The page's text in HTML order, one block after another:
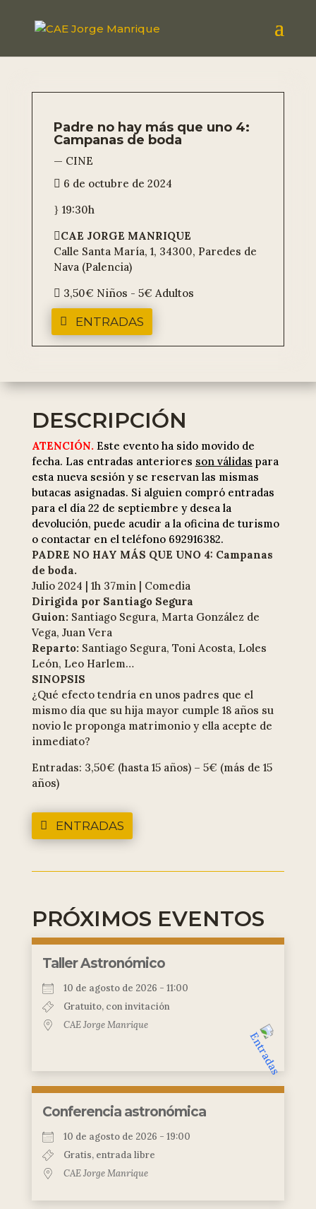
Padre no hay más que uno 4:
Campanas de boda
— CINE
 6 de octubre de 2024
} 19:30h
CAE JORGE MANRIQUE
Calle Santa María, 1, 34300, Paredes de
Nava (Palencia)
 3,50€ Niños - 5€ Adultos
ENTRADAS
DESCRIPCIÓN
ATENCIÓN. Este evento ha sido movido de
fecha. Las entradas anteriores son válidas para
esta nueva sesión y se reservan las mismas
butacas asignadas. Si alguien compró entradas
para el día 22 de septiembre y desea la
devolución, puede acudir a la oficina de turismo
o contactar en el teléfono 692916382.
PADRE NO HAY MÁS QUE UNO 4: Campanas
de boda.
Julio 2024
1h 37min
Comedia
Dirigida porSantiago Segura
Guion: Santiago Segura, Marta González de
Vega, Juan Vera
Reparto: Santiago Segura, Toni Acosta, Loles
León, Leo Harlem…
SINOPSIS
¿Qué efecto tendría en unos padres que el
mismo día que su hija mayor cumple 18 años su
novio le proponga matrimonio y ella acepte de
inmediato?
Entradas: 3,50€ (hasta 15 años) – 5€ (más de 15
años)
ENTRADAS
PRÓXIMOS EVENTOS
Taller Astronómico
10 de agosto de 2026 - 11:00
Gratuito, con invitación
CAE Jorge Manrique
Conferencia astronómica
10 de agosto de 2026 - 19:00
Gratis, entrada libre
CAE Jorge Manrique